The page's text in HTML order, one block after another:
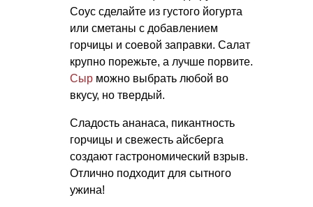
Соус сделайте из густого йогурта
или сметаны с добавлением
горчицы и соевой заправки. Салат
крупно порежьте, а лучше порвите.
Сыр можно выбрать любой во
вкусу, но твердый.
Сладость ананаса, пикантность
горчицы и свежесть айсберга
создают гастрономический взрыв.
Отлично подходит для сытного
ужина!